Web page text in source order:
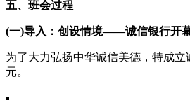
五、班会过程
(一)导入：创设情境——诚信银行开
为了大力弘扬中华诚信美德，特成
元。